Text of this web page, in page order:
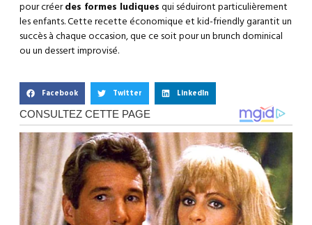
pour créerdes formes ludiquesqui séduiront particulièrement
les enfants. Cette recette économique et kid-friendly garantit un
succès à chaque occasion, que ce soit pour un brunch dominical
ou un dessert improvisé.
Facebook Twitter LinkedIn